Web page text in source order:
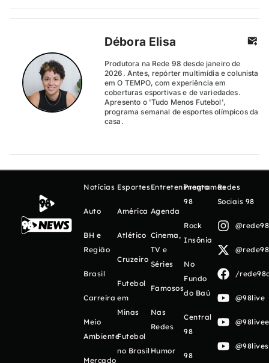
Débora Elisa
Produtora na Rede 98 desde janeiro de
2026. Antes, repórter multimídia e colunista
em O TEMPO, com experiência em
coberturas esportivas e de variedades.
Apresento o 'Tudo Menos Futebol',
programa semanal de esportes olímpicos da
casa.
Notícias
Auto
BH e
Região
Brasil
Carreira
Meio
Ambiente
Mercado
Esportes
América
Atlético
Cruzeiro
Futebol
em
Minas
Futebol
no Brasil
Entretenimento
Agenda
Cinema,
TV e
Séries
Famosos
Nas
Redes
Humor
Programas
98
Rock
Insônia
No
Fundo
do Baú
Central
98
98
Redes
Sociais 98
/
@98live